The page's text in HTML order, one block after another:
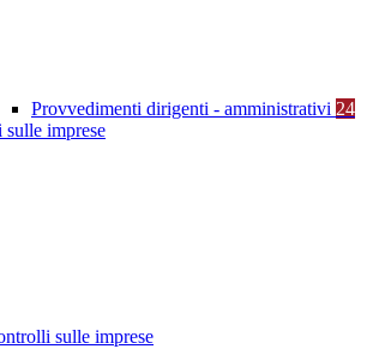
Provvedimenti dirigenti - amministrativi 24
imprese
sulle imprese